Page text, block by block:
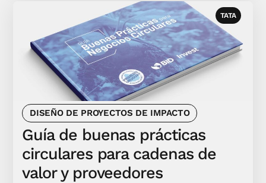
TATA
DISEÑO DE PROYECTOS DE IMPACTO
Guía de buenas prácticas
circulares para cadenas de
valor y proveedores